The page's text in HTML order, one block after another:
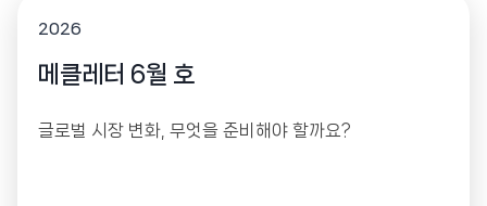
2026
메클레터 6월 호
글로벌 시장 변화, 무엇을 준비해야 할까요?